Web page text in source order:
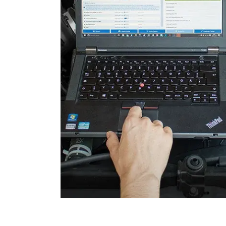
Elektronische Zündanlage
Elektronisches Wählhebel-
Fahrtrichtungskamera
Fernlichtassistent
Feststellbremse (EPB / SBC)
Gateway
Getriebesteuerung
Heckklappe
Informationsanzeige
Informationsanzeige vorne
Klimaanlage hinten
Kombiinstrument
Kraftstoffpumpe